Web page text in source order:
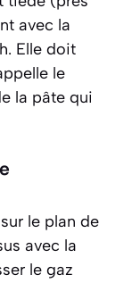
avec la
Elle doit
le
la pâte qui
le plan de
avec la
le gaz